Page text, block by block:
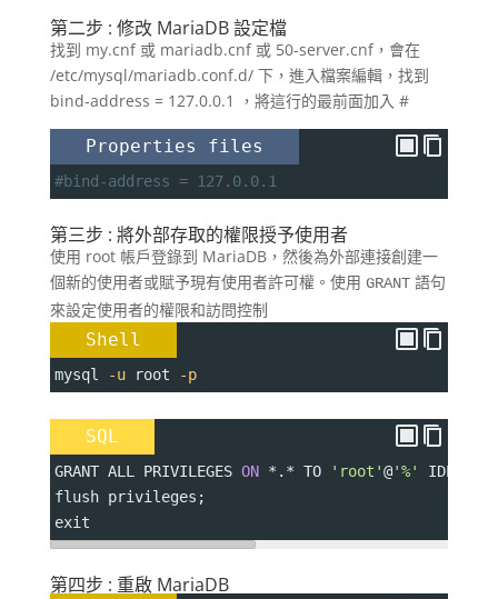
第二步 : 修改 MariaDB 設定檔
找到 my.cnf 或 mariadb.cnf 或 50-server.cnf，會在
/etc/mysql/mariadb.conf.d/ 下，進入檔案編輯，找到
bind-address = 127.0.0.1 ，將這行的最前面加入 #
Properties files
#bind-address = 127.0.0.1
第三步 : 將外部存取的權限授予使用者
使用 root 帳戶登錄到 MariaDB，然後為外部連接創建一
個新的使用者或賦予現有使用者許可權。使用 GRANT語句
來設定使用者的權限和訪問控制
Shell
mysql -u root -p
SQL
GRANT ALL PRIVILEGES ON * . * TO 'root'@'%'
flush privileges ;
exit
第四步 : 重啟 MariaDB